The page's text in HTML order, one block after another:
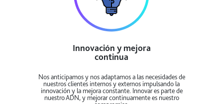
Innovación y mejora
continua
Nos anticipamos y nos adaptamos a las necesidades de
nuestros clientes internos y externos impulsando la
innovación y la mejora constante. Innovar es parte de
nuestro ADN, y mejorar continuamente es nuestro